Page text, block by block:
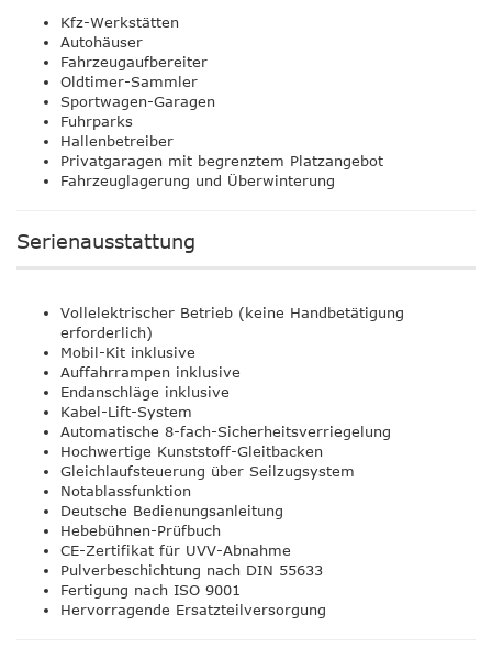
Kfz-Werkstätten
Autohäuser
Fahrzeugaufbereiter
Oldtimer-Sammler
Sportwagen-Garagen
Fuhrparks
Hallenbetreiber
Privatgaragen mit begrenztem Platzangebot
Fahrzeuglagerung und Überwinterung
Serienausstattung
Vollelektrischer Betrieb (keine Handbetätigung
erforderlich)
Mobil-Kit inklusive
Auffahrrampen inklusive
Endanschläge inklusive
Kabel-Lift-System
Automatische 8-fach-Sicherheitsverriegelung
Hochwertige Kunststoff-Gleitbacken
Gleichlaufsteuerung über Seilzugsystem
Notablassfunktion
Deutsche Bedienungsanleitung
Hebebühnen-Prüfbuch
CE-Zertifikat für UVV-Abnahme
Pulverbeschichtung nach DIN 55633
Fertigung nach ISO 9001
Hervorragende Ersatzteilversorgung